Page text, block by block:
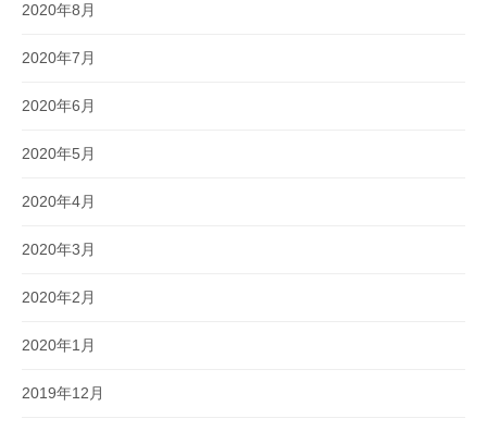
2020年8月
2020年7月
2020年6月
2020年5月
2020年4月
2020年3月
2020年2月
2020年1月
2019年12月